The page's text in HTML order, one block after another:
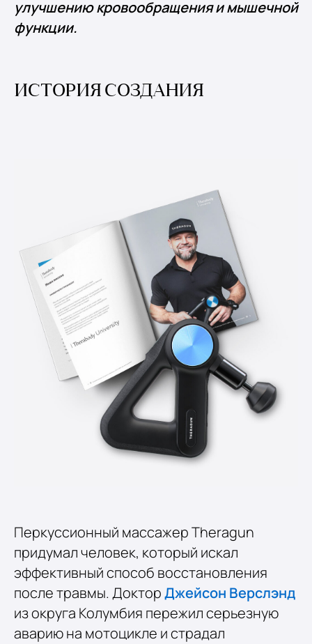
улучшению кровообращения и мышечной
функции.
ИСТОРИЯ СОЗДАНИЯ
Перкуссионный массажер Theragun
придумал человек, который искал
эффективный способ восстановления
после травмы. ДокторДжейсон Верслэнд
из округа Колумбия пережил серьезную
аварию на мотоцикле и страдал